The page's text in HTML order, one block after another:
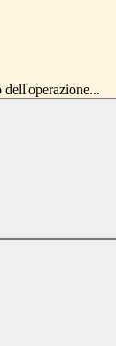
dell'operazione...